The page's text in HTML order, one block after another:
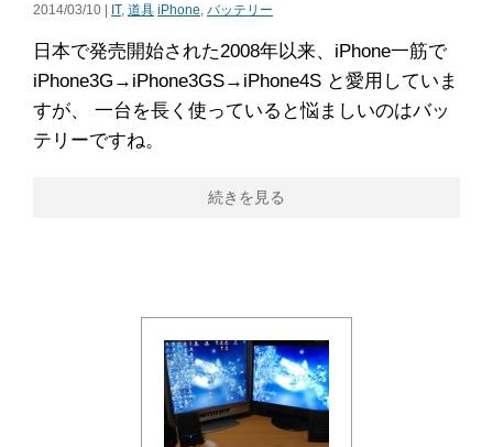
2014/03/10 | IT, 道具 iPhone, バッテリー
日本で発売開始された2008年以来、iPhone一筋で
iPhone3G→iPhone3GS→iPhone4S と愛用していま
すが、 一台を長く使っていると悩ましいのはバッ
テリーですね。
続きを見る